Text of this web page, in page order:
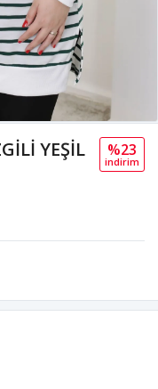
YEŞİL
%23
i̇ndi̇ri̇m